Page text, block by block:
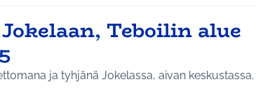
Teboilin alue
ja tyhjänä Jokelassa, aivan